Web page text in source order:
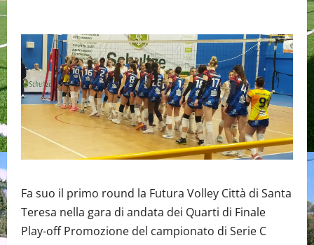
Fa suo il primo round la Futura Volley Città di Santa
Teresa nella gara di andata dei Quarti di Finale
Play-off Promozione del campionato di Serie C